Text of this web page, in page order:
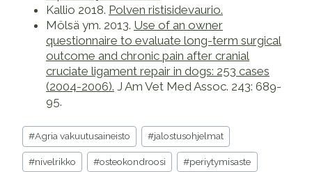
Kallio 2018. Polven ristisidevaurio.
Mölsä ym. 2013. Use of an owner
questionnaire to evaluate long-term surgical
outcome and chronic pain after cranial
cruciate ligament repair in dogs: 253 cases
(2004-2006). J Am Vet Med Assoc. 243: 689-
95.
Avainsanat:
#Agria vakuutusaineisto #jalostusohjelmat
#nivelrikko #osteokondroosi #periytymisaste